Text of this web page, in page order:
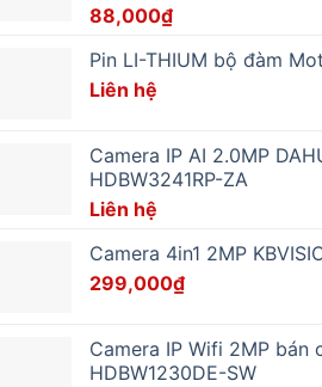
88,000₫
Pin LI-THIUM bộ đàm
Liên hệ
Camera IP AI 2.0MP
HDBW3241RP-ZA
Liên hệ
Camera 4in1 2MP
299,000₫
Camera IP Wifi 2MP bán
HDBW1230DE-SW